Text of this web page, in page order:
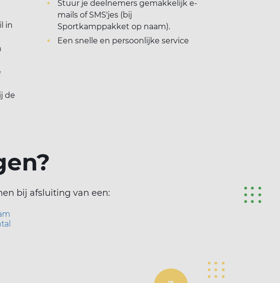
in
de
Stuur je deelnemers gemakkelijk e-
mails of SMS'jes (bij
Sportkamppakket op naam).
Een snelle en persoonlijke service
bij afsluiting van een: